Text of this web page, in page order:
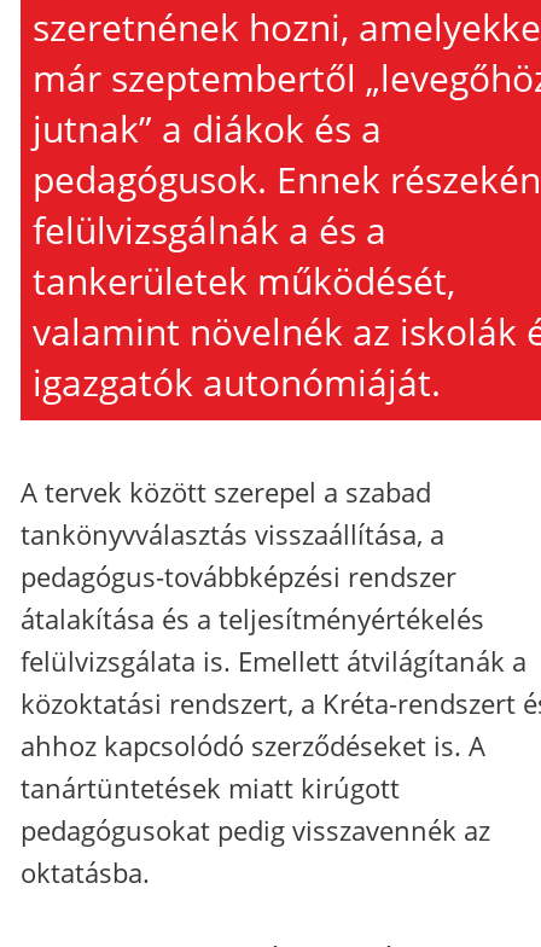
szeretnének hozni,
már szeptembertől
jutnak” a diákok és a
pedagógusok. Ennek
felülvizsgálnák a és a
tankerületek működését,
valamint növelnék az iskolák
igazgatók autonómiáját.
A tervek között szerepel a szabad
tankönyvválasztás visszaállítása, a
pedagógus-továbbképzési rendszer
átalakítása és a teljesítményértékelés
felülvizsgálata is. Emellett átvilágítanák a
közoktatási rendszert, a Kréta-rendszert
ahhoz kapcsolódó szerződéseket is. A
tanártüntetések miatt kirúgott
pedagógusokat pedig visszavennék az
oktatásba.